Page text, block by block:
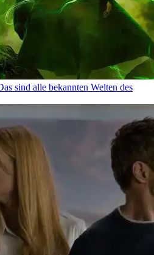
sind alle bekannten Welten des